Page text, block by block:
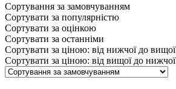
Сортування за замовчуванням
Сортувати за популярністю
Сортувати за оцінкою
Сортувати за останніми
Сортувати за ціною: від нижчої до вищої
Сортувати за ціною: від вищої до нижчої